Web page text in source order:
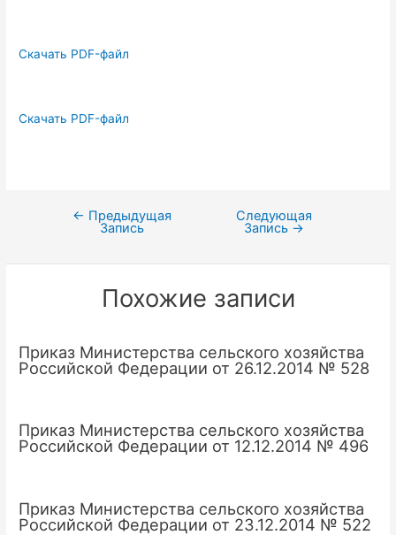
Скачать PDF-файл
Скачать PDF-файл
Навигация
записям
← Предыдущая
Запись
Следующая
Запись →
Похожие записи
Приказ Министерства сельского хозяйства
Российской Федерации от 26.12.2014 № 528
Приказ Министерства сельского хозяйства
Российской Федерации от 12.12.2014 № 496
Приказ Министерства сельского хозяйства
Российской Федерации от 23.12.2014 № 522